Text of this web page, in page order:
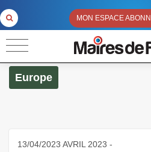
MON ESPACE
Europe
13/04/2023 AVRIL 2023 -